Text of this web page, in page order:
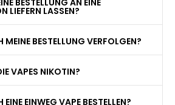
BESTELLUNG AN EINE
LIEFERN LASSEN?
MEINE BESTELLUNG VERFOLGEN?
VAPES NIKOTIN?
EINWEG VAPE BESTELLEN?